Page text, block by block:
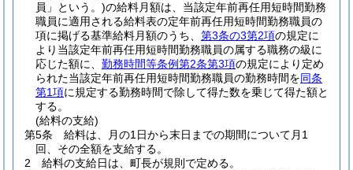
員」という。)の給料月額は、当該定年前再任用短時間勤務
職員に適用される給料表の定年前再任用短時間勤務職員の
項に掲げる基準給料月額のうち、 第3条の3第2項の規定に
より当該定年前再任用短時間勤務職員の属する職務の級に
応じた額に、 勤務時間等条例第2条第3項の規定により定め
られた当該定年前再任用短時間勤務職員の勤務時間を同条
第1項に規定する勤務時間で除して得た数を乗じて得た額と
する。
(給料の支給)
第5条
給料は、月の1日から末日までの期間について月1
回、その全額を支給する。
2
給料の支給日は、町長が規則で定める。